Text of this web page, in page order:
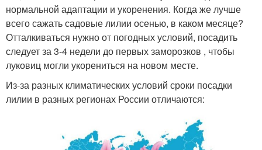
нормальной адаптации и укоренения. Когда же лучше
всего сажать садовые лилии осенью, в каком месяце?
Отталкиваться нужно от погодных условий, посадить
следует за 3-4 недели до первых заморозков , чтобы
луковиц могли укорениться на новом месте.
Из-за разных климатических условий сроки посадки
лилии в разных регионах России отличаются: